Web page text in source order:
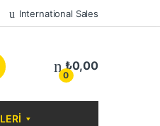
International Sales
0
₺0,00